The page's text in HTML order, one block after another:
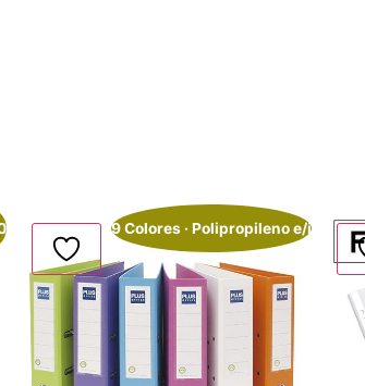
9 Colores · Polipropileno e/i